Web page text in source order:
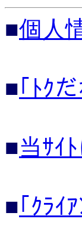
■個人
■｢ﾄｸ
■当ｻｲ
■｢ｸﾗｲ